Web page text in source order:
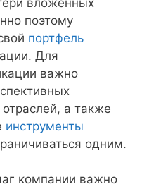
поэтому
портфель
Для
важно
а также
инструменты
одним.
компании важно